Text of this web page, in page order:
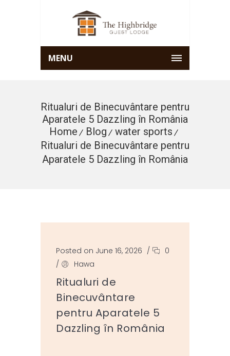
MENU
Ritualuri de Binecuvântare pentru
Aparatele 5 Dazzling în România
Home
Blog
water sports
Ritualuri de Binecuvântare pentru
Aparatele 5 Dazzling în România
Posted on June 16, 2026 /
0
/
Hawa
Ritualuri de
Binecuvântare
pentru Aparatele 5
Dazzling în România